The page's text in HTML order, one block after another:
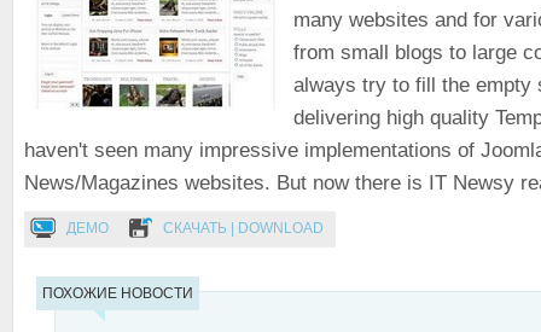
many websites and for
from small blogs to large
always try to fill the empty
delivering high quality
haven't seen many impressive implementations of
News/Magazines websites. But now there is IT Newsy
ДЕМО СКАЧАТЬ | DOWNLOAD
ПОХОЖИЕ НОВОСТИ